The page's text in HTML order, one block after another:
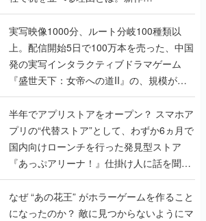
『TATSUJIN EXTREME』で初タッグを組
んだレジェンド2人に訊く開発秘話
実写映像1000分、ルート分岐100種類以
上。配信開始5日で100万本を売った、中国
発の実写インタラクティブドラマゲーム
『盛世天下：女帝への道II』の、規模が違
うこだわりをプロデューサーに聞いた
半年でアプリストアをオープン？ スマホア
プリの“代替ストア”として、わずか6ヵ月で
国内向けローンチを行った発見型ストア
『あっぷアリーナ！』仕掛け人に話を聞い
てみた
なぜ “あの花王” がホラーゲームを作ること
になったのか？ 敵に見つからないようにマ